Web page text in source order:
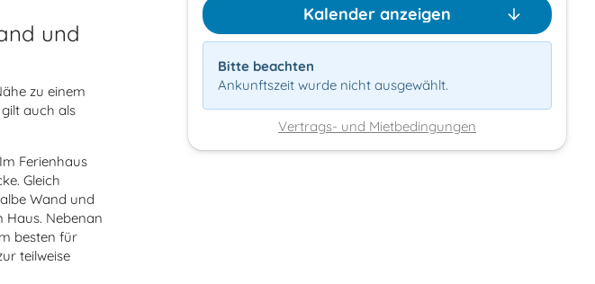
und
zu einem
auch als
Ferienhaus
Gleich
Wand und
Haus. Nebenan
besten für
teilweise
Kalender anzeigen
Bitte beachten
Ankunftszeit wurde nicht ausgewählt.
Vertrags- und Mietbedingungen